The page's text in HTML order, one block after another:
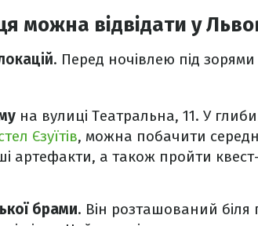
можна відвідати у
. Перед ночівлею під
на вулиці Театральна, 11. У
Єзуїтів, можна побачити
артефакти, а також пройти квест-
брами. Він розташований біля